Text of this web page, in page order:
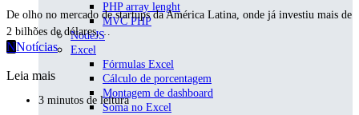
PHP array lenght
MVC PHP
NodeJS
Excel
Fórmulas Excel
Cálculo de porcentagem
Montagem de dashboard
Soma no Excel
De olho no mercado de startups da América Latina, onde já investiu mais de
2 bilhões de dólares,…
NNotícias
Leia mais
3 minutos de leitura